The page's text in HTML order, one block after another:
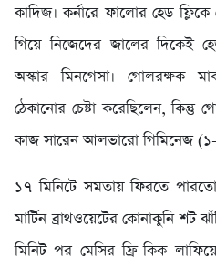
কাদিজ। কর্নারে ফালোর হেড
গিয়ে নিজেদের জালের দিকেই
অস্কার মিনগেসা। গোলরক্ষক
ঠেকানোর চেষ্টা করেছিলেন, কিন্তু
কাজ সারেন আলভারো গিমিনেজ
১৭ মিনিটে সমতায় ফিরতে
মার্টিন ব্রাথওয়েটের কোনাকুনি
মিনিট পর মেসির ফ্রি-কিক